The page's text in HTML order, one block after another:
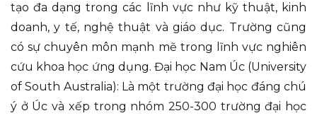
tạo đa dạng trong các lĩnh vực như kỹ thuật, kinh
doanh, y tế, nghệ thuật và giáo dục. Trường cũng
có sự chuyên môn mạnh mẽ trong lĩnh vực nghiên
cứu khoa học ứng dụng. Đại học Nam Úc (University
of South Australia): Là một trường đại học đáng chú
ý ở Úc và xếp trong nhóm 250-300 trường đại học